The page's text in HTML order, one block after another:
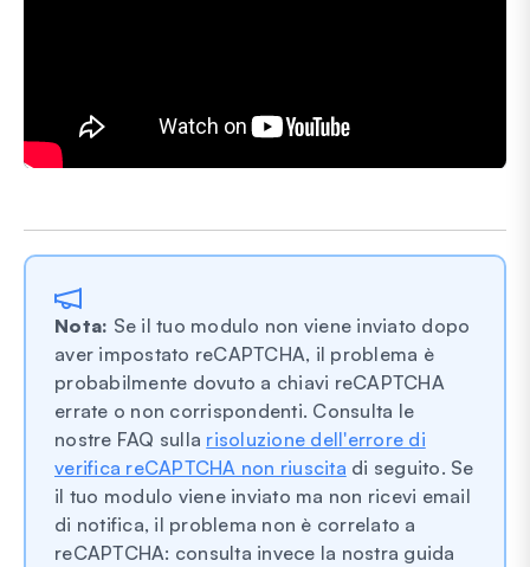
Nota: Se il tuo modulo non viene inviato dopo
aver impostato reCAPTCHA, il problema è
probabilmente dovuto a chiavi reCAPTCHA
errate o non corrispondenti. Consulta le
nostre FAQ sulla risoluzione dell'errore di
verifica reCAPTCHA non riuscita di seguito. Se
il tuo modulo viene inviato ma non ricevi email
di notifica, il problema non è correlato a
reCAPTCHA: consulta invece la nostra guida